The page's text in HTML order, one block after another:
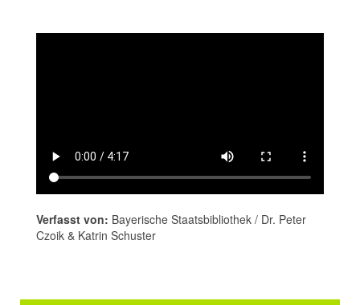
Verfasst von: Bayerische Staatsbibliothek / Dr. Peter
Czoik & Katrin Schuster